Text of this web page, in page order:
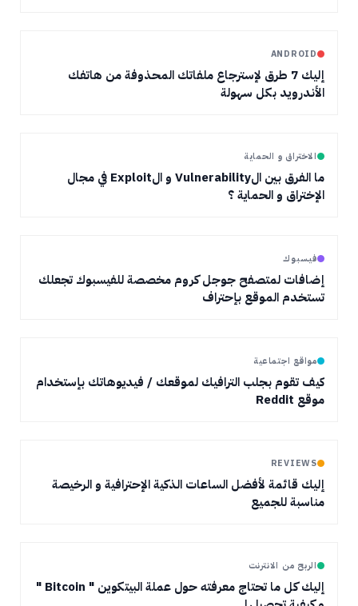
ANDROID
إليك 7 طرق لإسترجاع ملفاتك المحذوفة من هاتفك
الأندرويد بكل سهولة
الاختراق و الحماية
ما الفرق بين الVulnerability و الExploit في مجال
الإختراق و الحماية ؟
فيسبوك
إضافات لمتصفح جوجل كروم مخصصة للفيسبوك تجعلك
تستخدم الموقع بإحتراف
مواقع اجتماعية
كيف تقوم بجلب الترافيك لموقعك / فيديوهاتك بإستخدام
موقع Reddit
REVIEWS
إليك قائمة لأفضل الساعات الذكية الإحترافية و الرخيصة
مناسبة للجميع
الربح من الانترنت
إليك كل ما تحتاج معرفته حول عملة البيتكوين " Bitcoin "